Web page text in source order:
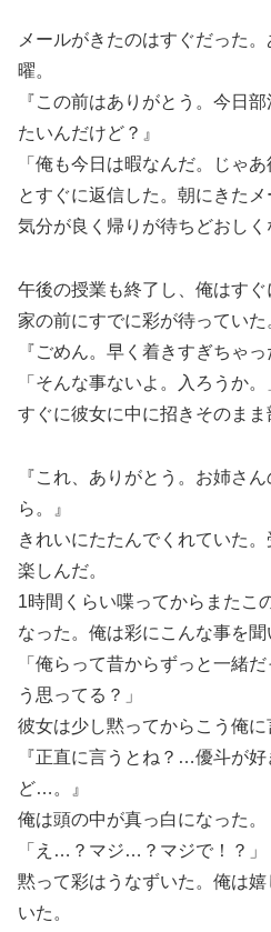
メールがきたのはすぐだった
曜。
『この前はありがとう。今日
たいんだけど？』
「俺も今日は暇なんだ。じゃあ
とすぐに返信した。朝にきた
気分が良く帰りが待ちどおしく
午後の授業も終了し、俺はす
家の前にすでに彩が待っていた
『ごめん。早く着きすぎちゃっ
「そんな事ないよ。入ろうか。
すぐに彼女に中に招きそのまま
『これ、ありがとう。お姉さ
ら。』
きれいにたたんでくれていた
楽しんだ。
1時間くらい喋ってからまたこ
なった。俺は彩にこんな事を聞
「俺らって昔からずっと一緒
う思ってる？」
彼女は少し黙ってからこう俺に
『正直に言うとね？…優斗が
ど…。』
俺は頭の中が真っ白になった。
「え…？マジ…？マジで！？」
黙って彩はうなずいた。俺は
いた。